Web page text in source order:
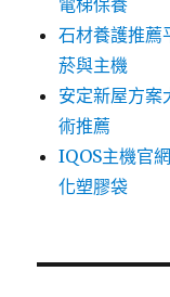
電梯保養
石材養護推
菸與主機
安定新屋方案
術推薦
IQOS主機官
化塑膠袋